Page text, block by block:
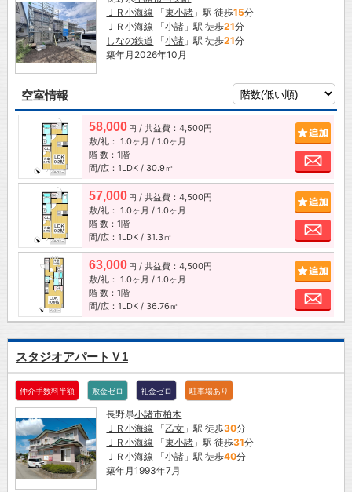
ＪＲ小海線 「東小諸 」駅 徒歩15分
ＪＲ小海線 「小諸 」駅 徒歩21分
しなの鉄道 「小諸 」駅 徒歩21分
築年月2026年10月
空室情報
58,000 円 / 共益費：4,500円
敷/礼： 1.0ヶ月 / 1.0ヶ月
階 数：1階
間/広：1LDK / 30.9㎡
お
57,000 円 / 共益費：4,500円
敷/礼： 1.0ヶ月 / 1.0ヶ月
階 数：1階
間/広：1LDK / 31.3㎡
お
63,000 円 / 共益費：4,500円
敷/礼： 1.0ヶ月 / 1.0ヶ月
階 数：1階
間/広：1LDK / 36.76㎡
お
スタジオアパートＶ1
仲介手数料半額 敷金ゼロ 礼金ゼロ 駐車場あり
長野県小諸市柏木
ＪＲ小海線 「乙女 」駅 徒歩30分
ＪＲ小海線 「東小諸 」駅 徒歩31分
ＪＲ小海線 「小諸 」駅 徒歩40分
築年月1993年7月